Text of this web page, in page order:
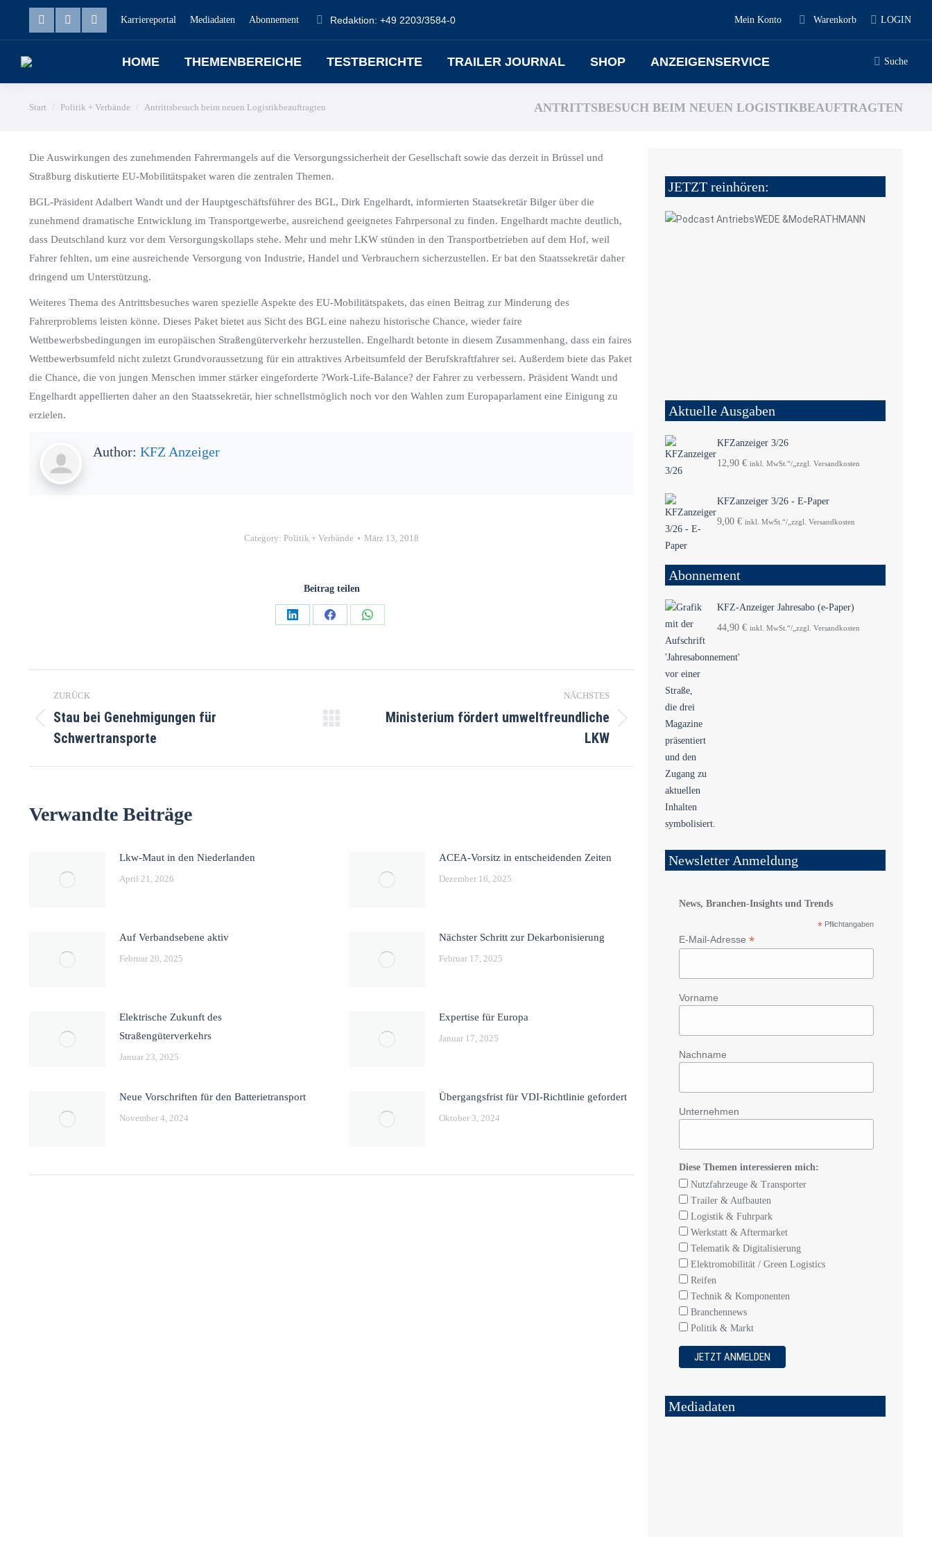
Karriereportal Mediadaten Abonnement Redaktion: +49 2203/3584-0 Mein Konto Warenkorb LOGIN
HOME THEMENBEREICHE TESTBERICHTE TRAILER JOURNAL SHOP ANZEIGENSERVICE Suche
Sie befinden sich hier:
Start Politik + Verbände Antrittsbesuch beim neuen Logistikbeauftragten ANTRITTSBESUCH BEIM NEUEN LOGISTIKBEAUFTRAGTEN
Die Auswirkungen des zunehmenden Fahrermangels auf die Versorgungssicherheit der Gesellschaft sowie das derzeit in Brüssel und
Straßburg diskutierte EU-Mobilitätspaket waren die zentralen Themen.
BGL-Präsident Adalbert Wandt und der Hauptgeschäftsführer des BGL, Dirk Engelhardt, informierten Staatsekretär Bilger über die
zunehmend dramatische Entwicklung im Transportgewerbe, ausreichend geeignetes Fahrpersonal zu finden. Engelhardt machte deutlich,
dass Deutschland kurz vor dem Versorgungskollaps stehe. Mehr und mehr LKW stünden in den Transportbetrieben auf dem Hof, weil
Fahrer fehlten, um eine ausreichende Versorgung von Industrie, Handel und Verbrauchern sicherzustellen. Er bat den Staatssekretär daher
dringend um Unterstützung.
Weiteres Thema des Antrittsbesuches waren spezielle Aspekte des EU-Mobilitätspakets, das einen Beitrag zur Minderung des
Fahrerproblems leisten könne. Dieses Paket bietet aus Sicht des BGL eine nahezu historische Chance, wieder faire
Wettbewerbsbedingungen im europäischen Straßengüterverkehr herzustellen. Engelhardt betonte in diesem Zusammenhang, dass ein faires
Wettbewerbsumfeld nicht zuletzt Grundvoraussetzung für ein attraktives Arbeitsumfeld der Berufskraftfahrer sei. Außerdem biete das Paket
die Chance, die von jungen Menschen immer stärker eingeforderte ?Work-Life-Balance? der Fahrer zu verbessern. Präsident Wandt und
Engelhardt appellierten daher an den Staatssekretär, hier schnellstmöglich noch vor den Wahlen zum Europaparlament eine Einigung zu
erzielen.
Author: KFZ Anzeiger
Category: Politik + Verbände März 13, 2018
Beitrag teilen
ZURÜCK
Stau bei Genehmigungen für
Schwertransporte
NÄCHSTES
Ministerium fördert umweltfreundliche
LKW
Verwandte Beiträge
Lkw-Maut in den Niederlanden
April 21, 2026
ACEA-Vorsitz in entscheidenden Zeiten
Dezember 16, 2025
Auf Verbandsebene aktiv
Februar 20, 2025
Nächster Schritt zur Dekarbonisierung
Februar 17, 2025
Elektrische Zukunft des
Straßengüterverkehrs
Januar 23, 2025
Expertise für Europa
Januar 17, 2025
Neue Vorschriften für den Batterietransport
November 4, 2024
Übergangsfrist für VDI-Richtlinie gefordert
Oktober 3, 2024
JETZT reinhören:
Aktuelle Ausgaben
KFZanzeiger 3/26
12,90 € inkl. MwSt.“/„zzgl. Versandkosten
KFZanzeiger 3/26 - E-Paper
9,00 € inkl. MwSt.“/„zzgl. Versandkosten
Abonnement
KFZ-Anzeiger Jahresabo (e-Paper)
44,90 € inkl. MwSt.“/„zzgl. Versandkosten
Newsletter Anmeldung
News, Branchen-Insights und Trends
* Pflichtangaben
E-Mail-Adresse *
Vorname
Nachname
Unternehmen
Diese Themen interessieren mich:
Nutzfahrzeuge & Transporter
Trailer & Aufbauten
Logistik & Fuhrpark
Werkstatt & Aftermarket
Telematik & Digitalisierung
Elektromobilität / Green Logistics
Reifen
Technik & Komponenten
Branchennews
Politik & Markt
Mediadaten